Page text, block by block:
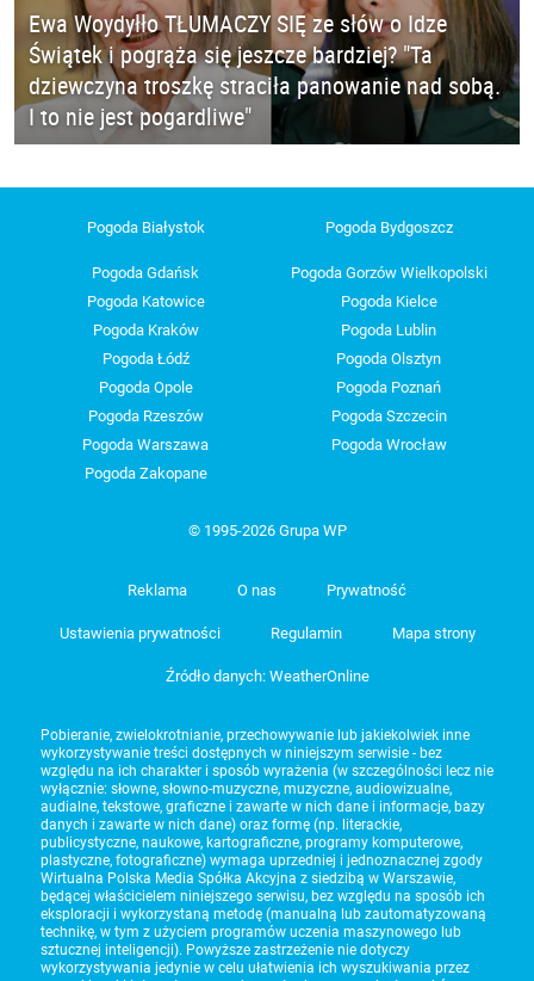
Ewa Woydyłło TŁUMACZY SIĘ ze słów o Idze
Świątek i pogrąża się jeszcze bardziej? "Ta
dziewczyna troszkę straciła panowanie nad sobą.
I to nie jest pogardliwe"
Pogoda Białystok Pogoda Bydgoszcz
Pogoda Gdańsk
Pogoda Gorzów Wielkopolski
Pogoda Katowice
Pogoda Kielce
Pogoda Kraków
Pogoda Lublin
Pogoda Łódź
Pogoda Olsztyn
Pogoda Opole
Pogoda Poznań
Pogoda Rzeszów
Pogoda Szczecin
Pogoda Warszawa
Pogoda Wrocław
Pogoda Zakopane
© 1995-2026 Grupa WP
Reklama O nas Prywatność
Ustawienia prywatności Regulamin Mapa strony
Źródło danych: WeatherOnline
Pobieranie, zwielokrotnianie, przechowywanie lub jakiekolwiek inne
wykorzystywanie treści dostępnych w niniejszym serwisie - bez
względu na ich charakter i sposób wyrażenia (w szczególności lecz nie
wyłącznie: słowne, słowno-muzyczne, muzyczne, audiowizualne,
audialne, tekstowe, graficzne i zawarte w nich dane i informacje, bazy
danych i zawarte w nich dane) oraz formę (np. literackie,
publicystyczne, naukowe, kartograficzne, programy komputerowe,
plastyczne, fotograficzne) wymaga uprzedniej i jednoznacznej zgody
Wirtualna Polska Media Spółka Akcyjna z siedzibą w Warszawie,
będącej właścicielem niniejszego serwisu, bez względu na sposób ich
eksploracji i wykorzystaną metodę (manualną lub zautomatyzowaną
technikę, w tym z użyciem programów uczenia maszynowego lub
sztucznej inteligencji). Powyższe zastrzeżenie nie dotyczy
wykorzystywania jedynie w celu ułatwienia ich wyszukiwania przez